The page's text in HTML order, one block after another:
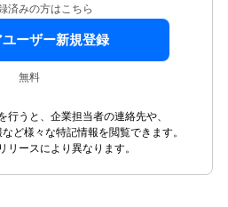
済みの方はこちら
ユーザー新規登録
無料
行うと、企業担当者の連絡先や、
ど様々な特記情報を閲覧できます。
ースにより異なります。